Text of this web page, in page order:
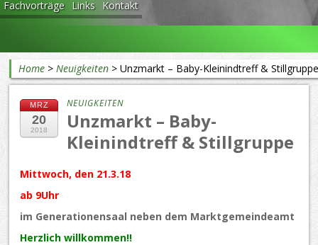
Fachvorträge Links Kontakt
Home >Neuigkeiten >Unzmarkt – Baby-Kleinindtreff &
MRZ
20
2018
NEUIGKEITEN
Unzmarkt – Baby-
Kleinindtreff & Stillgruppe
Mittwoch, den 21.3.18
ab 9Uhr
im Generationensaal neben dem Marktgemeindeamt
Herzlich willkommen!!